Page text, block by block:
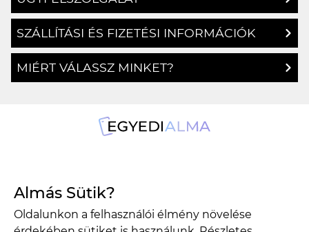
SZÁLLÍTÁSI ÉS FIZETÉSI INFORMÁCIÓK
MIÉRT VÁLASSZ MINKET?
info@egyedialma.hu
Almás Sütik?
Oldalunkon a felhasználói élmény növelése